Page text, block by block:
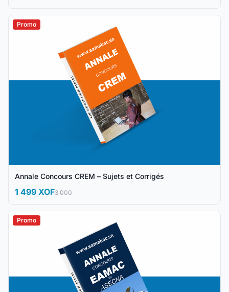
Promo
Annale Concours CREM – Sujets et Corrigés
1 499 XOF3 000
Promo